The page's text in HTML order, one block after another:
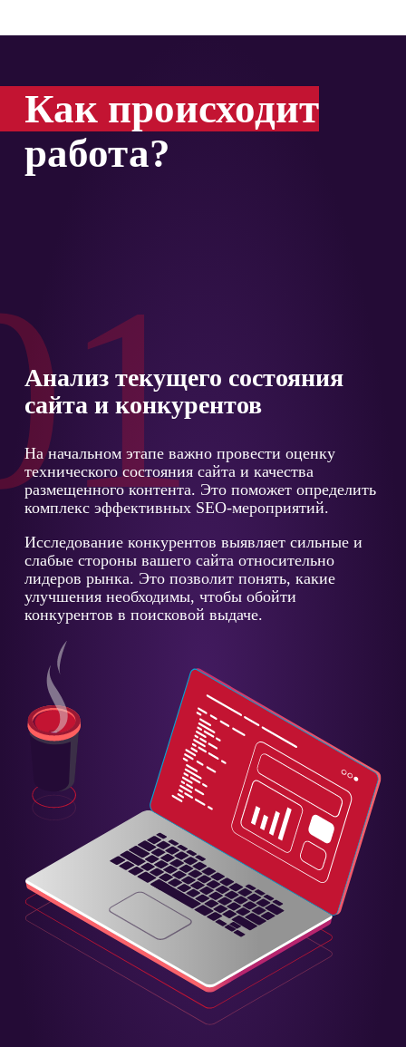
Как происходит
работа?
Анализ текущего состояния
сайта и конкурентов
На начальном этапе важно провести оценку
технического состояния сайта и качества
размещенного контента. Это поможет определить
комплекс эффективных SEO-мероприятий.
Исследование конкурентов выявляет сильные и
слабые стороны вашего сайта относительно
лидеров рынка. Это позволит понять, какие
улучшения необходимы, чтобы обойти
конкурентов в поисковой выдаче.